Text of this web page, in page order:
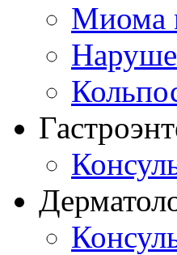
Миома